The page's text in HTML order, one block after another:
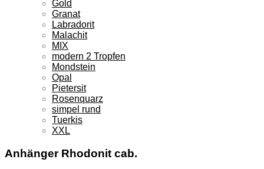
Gold
Granat
Labradorit
Malachit
MIX
modern 2 Tropfen
Mondstein
Opal
Pietersit
Rosenquarz
simpel rund
Tuerkis
XXL
Anhänger Rhodonit cab.